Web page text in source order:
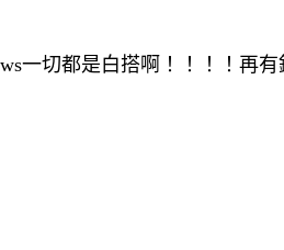
一切都是白搭啊！！！！再